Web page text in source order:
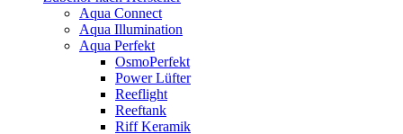
Aqua Connect
Aqua Illumination
Aqua Perfekt
OsmoPerfekt
Power Lüfter
Reeflight
Reeftank
Riff Keramik